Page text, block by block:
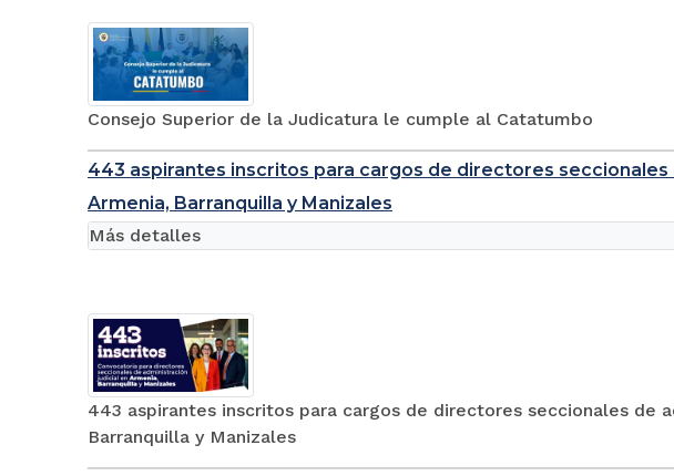
Consejo Superior de la Judicatura le cumple al Catatumbo
443 aspirantes inscritos para cargos de directores seccionales
Armenia, Barranquilla y Manizales
443 aspirantes inscritos para cargos de directores seccionales de
Barranquilla y Manizales
Más detalles